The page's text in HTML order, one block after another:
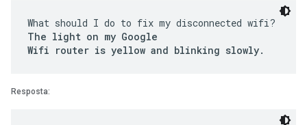
What should I do to fix my disconnected wifi?
The light on my Google
Wifi router is yellow and blinking slowly.
Resposta: